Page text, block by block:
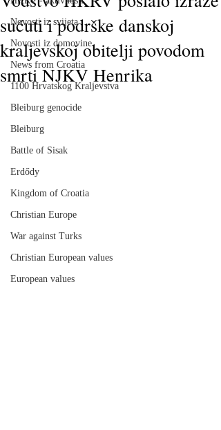
Novosti iz svijeta
Novosti iz domovine
News from Croatia
1100 Hrvatskog Kraljevstva
Bleiburg genocide
Bleiburg
Battle of Sisak
Erdődy
Kingdom of Croatia
Christian Europe
War against Turks
Christian European values
European values
sućuti i podrške danskoj
kraljevskoj obitelji povodom
smrti NJKV Henrika